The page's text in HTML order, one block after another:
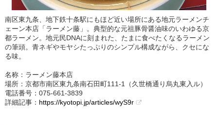
南区東九条、地下鉄十条駅にもほど近い場所にある地元ラーメンチ
ェーン本店「ラーメン藤」。典型的な元祖豚骨醤油味のいわゆる京
都ラーメン。地元民DNAに刻まれた、たまに食べたくなるラーメン
の筆頭。青ネギやモヤシたっぷりのシンプル構成ながら、クセにな
る味。
名称：ラーメン藤本店
場所：京都市南区東九条南石田町111-1（久世橋通り烏丸東入ル）
電話番号：075-661-3839
詳細記事： https://kyotopi.jp/articles/wyS9r